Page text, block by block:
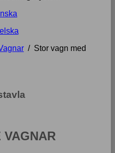
/ Stor vagn med
VAGNAR